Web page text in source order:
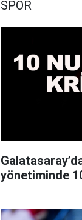
SPOR
yönetiminde